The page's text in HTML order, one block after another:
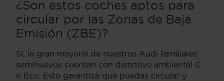
¿Son estos coches aptos para
circular por las Zonas de Baja
Emisión (ZBE)?
Sí, la gran mayoría de nuestros Audi familiares
seminuevos cuentan con distintivo ambiental C
o Eco. Esto garantiza que puedas circular y